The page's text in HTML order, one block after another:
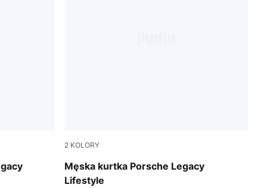
2 KOLORY
Męska kurtka Porsche Legacy
Lifestyle
Puma Black